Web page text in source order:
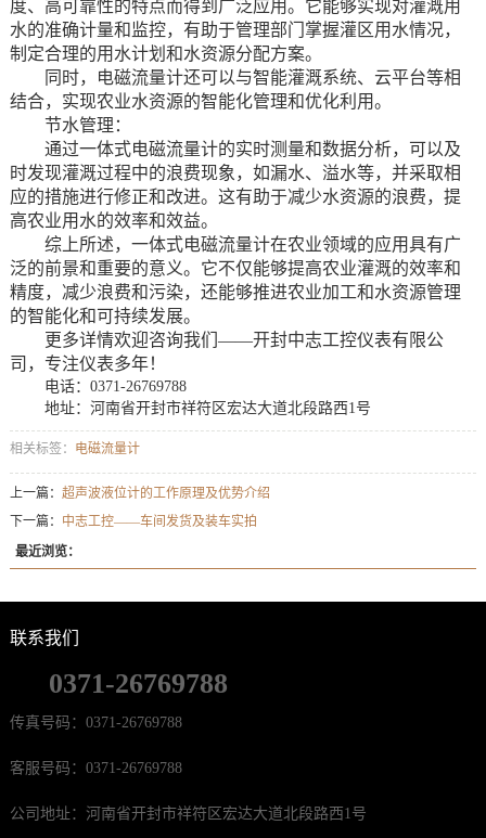
度、高可靠性的特点而得到广泛应用。它能够实现对灌溉用
水的准确计量和监控，有助于管理部门掌握灌区用水情况，
制定合理的用水计划和水资源分配方案。
同时，电磁流量计还可以与智能灌溉系统、云平台等相
结合，实现农业水资源的智能化管理和优化利用。
节水管理：
通过一体式电磁流量计的实时测量和数据分析，可以及
时发现灌溉过程中的浪费现象，如漏水、溢水等，并采取相
应的措施进行修正和改进。这有助于减少水资源的浪费，提
高农业用水的效率和效益。
综上所述，一体式电磁流量计在农业领域的应用具有广
泛的前景和重要的意义。它不仅能够提高农业灌溉的效率和
精度，减少浪费和污染，还能够推进农业加工和水资源管理
的智能化和可持续发展。
更多详情欢迎咨询我们——开封中志工控仪表有限公
司，专注仪表多年！
电话： 0371-26769788
地址： 河南省开封市祥符区宏达大道北段路西1号
相关标签： 电磁流量计
上一篇： 超声波液位计的工作原理及优势介绍
下一篇： 中志工控——车间发货及装车实拍
最近浏览：
联系我们
0371-26769788
传真号码：0371-26769788
客服号码：0371-26769788
公司地址：河南省开封市祥符区宏达大道北段路西1号